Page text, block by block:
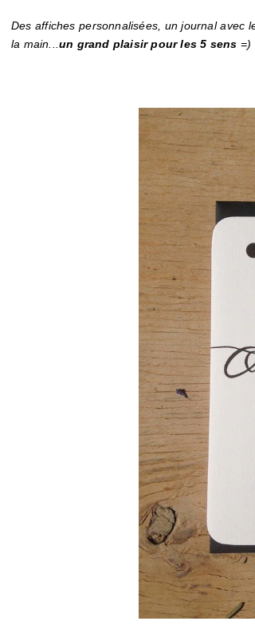
Des affiches personnalisées, un journal avec
la main...un grand plaisir pour les 5 sens =)